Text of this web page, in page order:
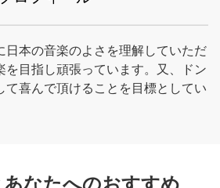
日本の音楽のよさを理解していただ
を目指し頑張っています。又、ドン
て喜んで頂けることを目標としてい